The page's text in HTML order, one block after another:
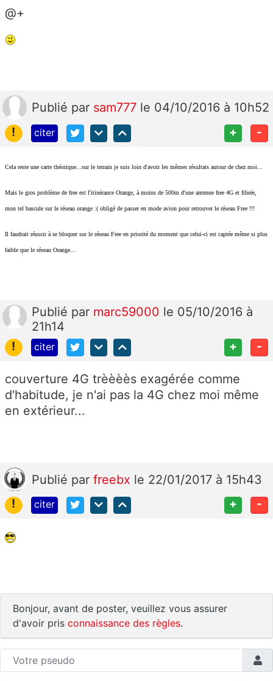
@+
Publié par sam777 le 04/10/2016 à 10h52
!
citer + -
Cela reste une carte théorique...sur le terrain je suis loin d'avoir les mêmes résultats autour de chez moi...
Mais le gros problème de free est l'itinérance Orange, à moins de 500m d'une antenne free 4G et fibrée,
mon tel bascule sur le réseau orange :( obligé de passer en mode avion pour retrouver le réseau Free !!!
Il faudrait réussir à se bloquer sur le réseau Free en priorité du moment que celui-ci est captée même si plus
faible que le réseau Orange...
Publié par marc59000 le 05/10/2016 à
21h14
!
citer + -
couverture 4G trèèèès exagérée comme
d'habitude, je n'ai pas la 4G chez moi même
en extérieur...
Publié par freebx le 22/01/2017 à 15h43
!
citer + -
Bonjour, avant de poster, veuillez vous assurer
d'avoir pris connaissance des règles.